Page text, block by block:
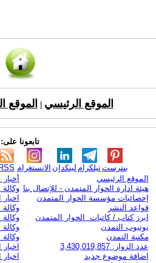
الموقع الرئيسي الموقع
تابعونا على:
RSS الانستغرام لينكدإن تيلكرامبنترست
الموقع الرئيسي
هيئة ادارة الحوار المتمدن - للإتصال بنا
إحصائيات مؤسسة الحوار المتمدن
قواعد النشر
ابرز كتاب / كاتبات الحوار المتمدن
يوتيوب التمدن
مكتبة التمدن
عدد الزوار: 3,430,019,857
اضافة موضوع جديد
وكالة
وكالة
وكالة
وكالة
اخبار
اخبار